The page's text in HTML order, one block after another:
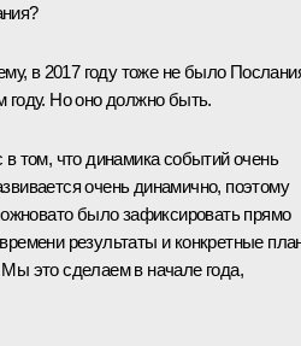
в 2017 году тоже не было
году. Но оно должно быть.
том, что динамика событий очень
очень динамично, поэтому
было зафиксировать прямо
результаты и конкретные
это сделаем в начале года,